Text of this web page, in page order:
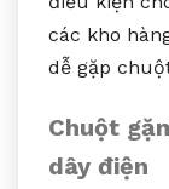
các kho
dễ gặp
Chuột
dây điện